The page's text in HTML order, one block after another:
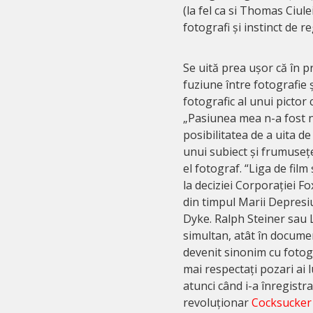
(la fel ca si Thomas
fotografi și instinct de
Se uită prea ușor că în
fuziune între fotografie
fotografic al unui pictor
„Pasiunea mea n-a
posibilitatea de a uita
unui subiect și
el fotograf. “Liga de film
la deciziei Corporației
din timpul Marii
Dyke. Ralph Steiner
simultan, atât în
devenit sinonim cu
mai respectați pozari ai
atunci când i-a
revoluționar